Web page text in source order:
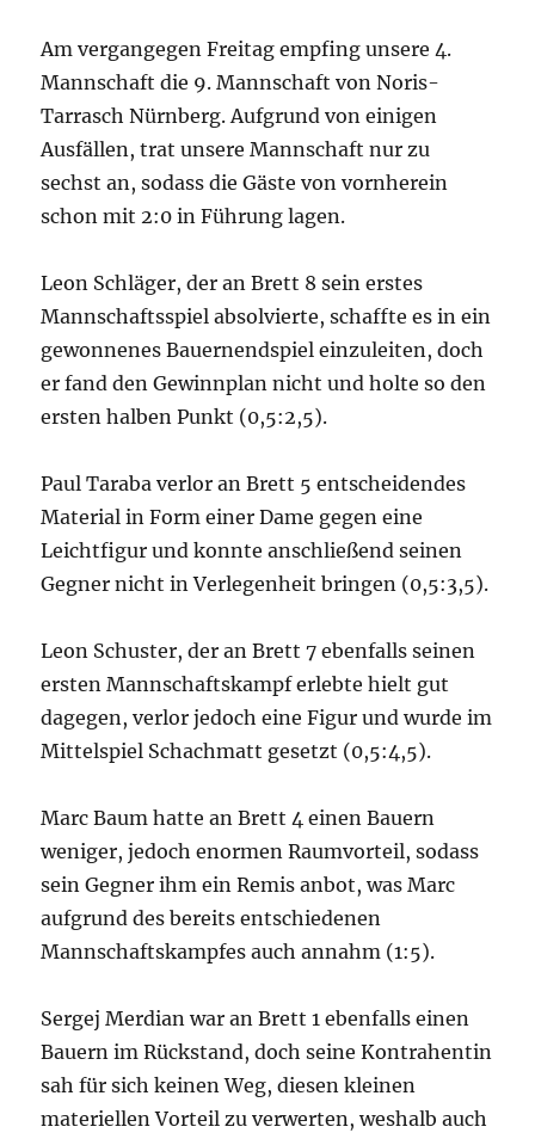
Am vergangegen Freitag empfing unsere 4.
Mannschaft die 9. Mannschaft von Noris-
Tarrasch Nürnberg. Aufgrund von einigen
Ausfällen, trat unsere Mannschaft nur zu
sechst an, sodass die Gäste von vornherein
schon mit 2:0 in Führung lagen.
Leon Schläger, der an Brett 8 sein erstes
Mannschaftsspiel absolvierte, schaffte es in ein
gewonnenes Bauernendspiel einzuleiten, doch
er fand den Gewinnplan nicht und holte so den
ersten halben Punkt (0,5:2,5).
Paul Taraba verlor an Brett 5 entscheidendes
Material in Form einer Dame gegen eine
Leichtfigur und konnte anschließend seinen
Gegner nicht in Verlegenheit bringen (0,5:3,5).
Leon Schuster, der an Brett 7 ebenfalls seinen
ersten Mannschaftskampf erlebte hielt gut
dagegen, verlor jedoch eine Figur und wurde im
Mittelspiel Schachmatt gesetzt (0,5:4,5).
Marc Baum hatte an Brett 4 einen Bauern
weniger, jedoch enormen Raumvorteil, sodass
sein Gegner ihm ein Remis anbot, was Marc
aufgrund des bereits entschiedenen
Mannschaftskampfes auch annahm (1:5).
Sergej Merdian war an Brett 1 ebenfalls einen
Bauern im Rückstand, doch seine Kontrahentin
sah für sich keinen Weg, diesen kleinen
materiellen Vorteil zu verwerten, weshalb auch